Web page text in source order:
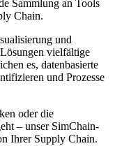
Sammlung an Tools
Chain.
und
vielfältige
es, datenbasierte
und Prozesse
oder die
– unser SimChain-
Ihrer Supply Chain.